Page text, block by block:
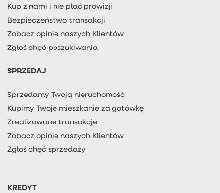
Kup z nami i nie płać prowizji
Bezpieczeństwo transakcji
Zobacz opinie naszych Klientów
Zgłoś chęć poszukiwania
SPRZEDAJ
Sprzedamy Twoją nieruchomość
Kupimy Twoje mieszkanie za gotówkę
Zrealizowane transakcje
Zobacz opinie naszych Klientów
Zgłoś chęć sprzedaży
KREDYT